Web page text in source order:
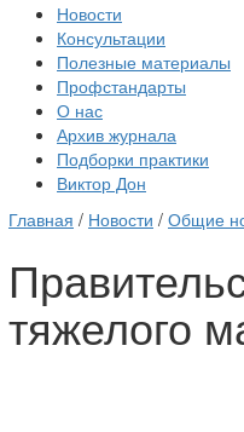
Новости
Консультации
Полезные материалы
Профстандарты
О нас
Архив журнала
Подборки практики
Виктор Дон
Главная / Новости / Общие
тяжелого